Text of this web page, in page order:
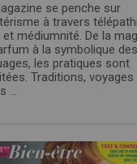
se penche sur
à travers
médiumnité. De la
à la symbolique des
les pratiques sont
Traditions, voyages
...